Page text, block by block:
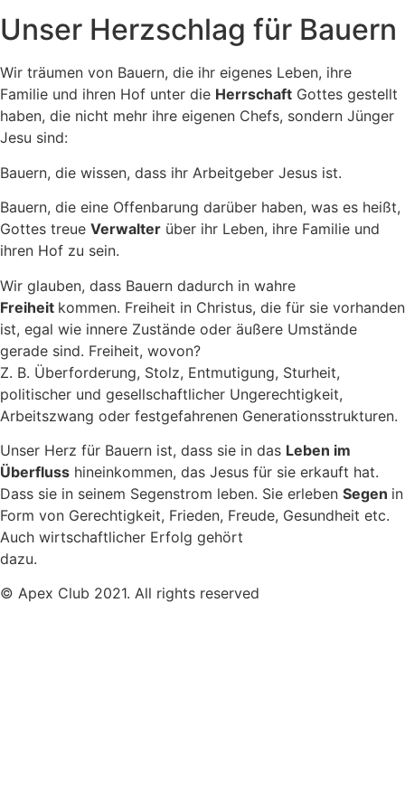
Unser Herzschlag für Bauern
Wir träumen von Bauern, die ihr eigenes Leben, ihre
Familie und ihren Hof unter die Herrschaft Gottes gestellt
haben, die nicht mehr ihre eigenen Chefs, sondern Jünger
Jesu sind:
Bauern, die wissen, dass ihr Arbeitgeber Jesus ist.
Bauern, die eine Offenbarung darüber haben, was es heißt,
Gottes treue Verwalter über ihr Leben, ihre Familie und
ihren Hof zu sein.
Wir glauben, dass Bauern dadurch in wahre
Freiheit kommen. Freiheit in Christus, die für sie vorhanden
ist, egal wie innere Zustände oder äußere Umstände
gerade sind. Freiheit, wovon?
Z. B. Überforderung, Stolz, Entmutigung, Sturheit,
politischer und gesellschaftlicher Ungerechtigkeit,
Arbeitszwang oder festgefahrenen Generationsstrukturen.
Unser Herz für Bauern ist, dass sie in das Leben im
Überfluss hineinkommen, das Jesus für sie erkauft hat.
Dass sie in seinem Segenstrom leben. Sie erleben Segen in
Form von Gerechtigkeit, Frieden, Freude, Gesundheit etc.
Auch wirtschaftlicher Erfolg gehört
dazu.
© Apex Club 2021. All rights reserved